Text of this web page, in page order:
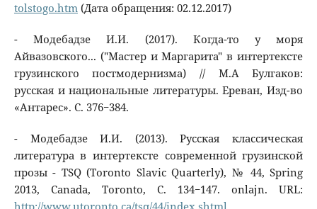
tolstogo.htm(Дата обращения: 02.12.2017)
- Модебадзе И.И. (2017). Когда-то у моря
Айвазовского... ("Мастер и Маргарита" в интертексте
грузинского постмодернизма) // М.А Булгаков:
русская и национальные литературы. Ереван, Изд-во
«Антарес». С. 376−384.
- Модебадзе И.И. (2013). Русская классическая
литература в интертексте современной грузинской
прозы - TSQ (Toronto Slavic Quarterly), № 44, Spring
2013, Canada, Toronto, С. 134−147. onlajn. URL: